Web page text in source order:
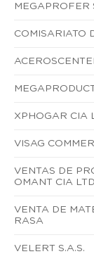
MEGAPROFER
COMISARIATO
XPHOGAR CIA
VISAG
VENTAS DE
OMANT CIA
VENTA DE
RASA
VELERT S.A.S.